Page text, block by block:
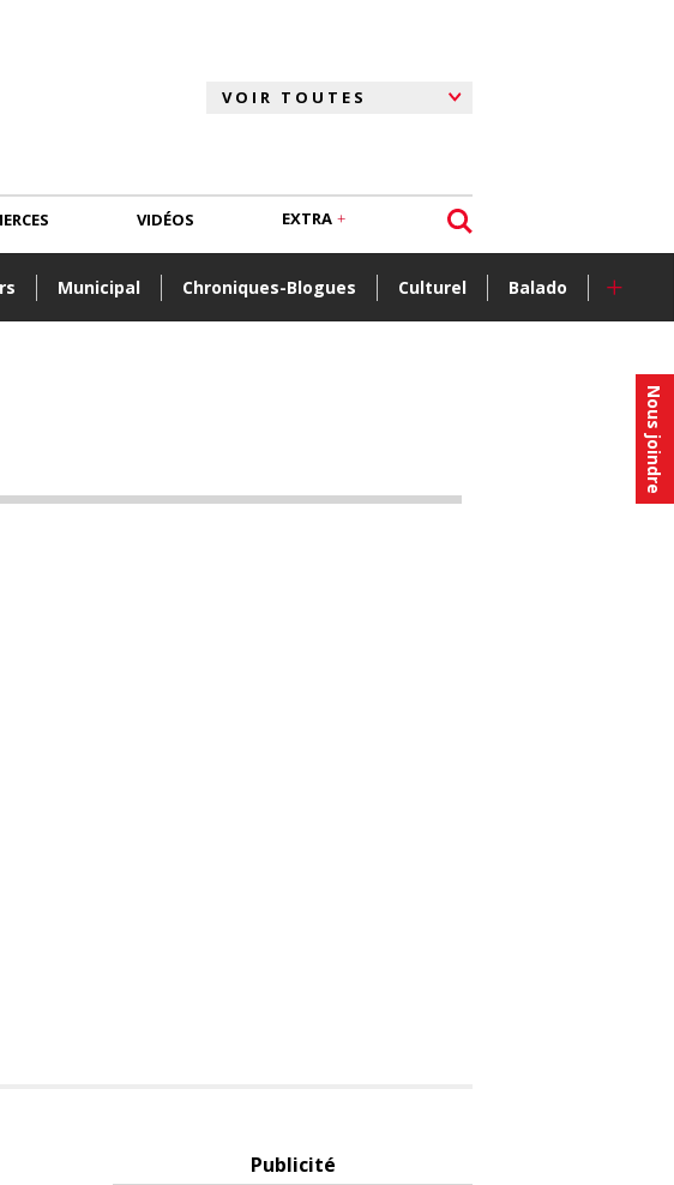
Nous joindre
Municipal Chroniques-Blogues Culturel Balado +
VIDÉOS EXTRA
Publicité